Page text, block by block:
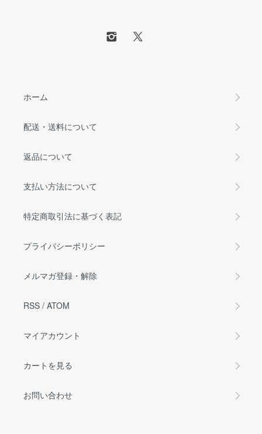
ホーム
配送・送料について
返品について
支払い方法について
特定商取引法に基づく表記
プライバシーポリシー
メルマガ登録・解除
RSS / ATOM
マイアカウント
カートを見る
お問い合わせ